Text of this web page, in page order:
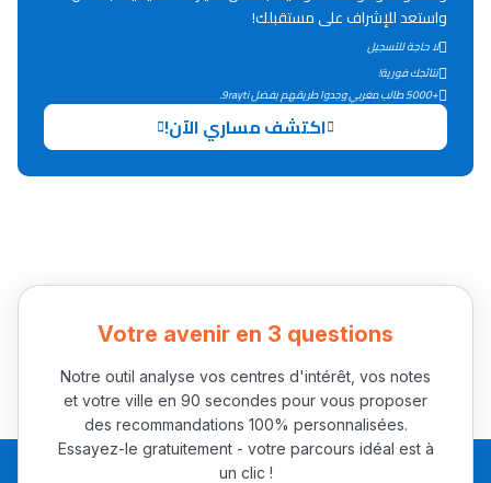
Collège au Maroc
التعليم الثانوي الإعدادي
+ de 89 Interviews/Vidéos
دليل المهن
واستعد للإشراف على مستقبلك!
لا حاجة للتسجيل
نتائجك فورية!
+5000 طالب مغربي وجدوا طريقهم بفضل 9rayti.
اكتشف مساري الآن!
Votre avenir en 3 questions
Notre outil analyse vos centres d'intérêt, vos notes
et votre ville en 90 secondes pour vous proposer
des recommandations 100% personnalisées.
Essayez-le gratuitement - votre parcours idéal est à
un clic !